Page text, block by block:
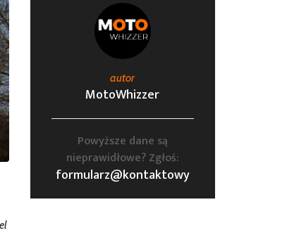
autor
MotoWhizzer
Powyższe dane są
nieprawidłowe? Zgłoś:
formularz@kontaktowy